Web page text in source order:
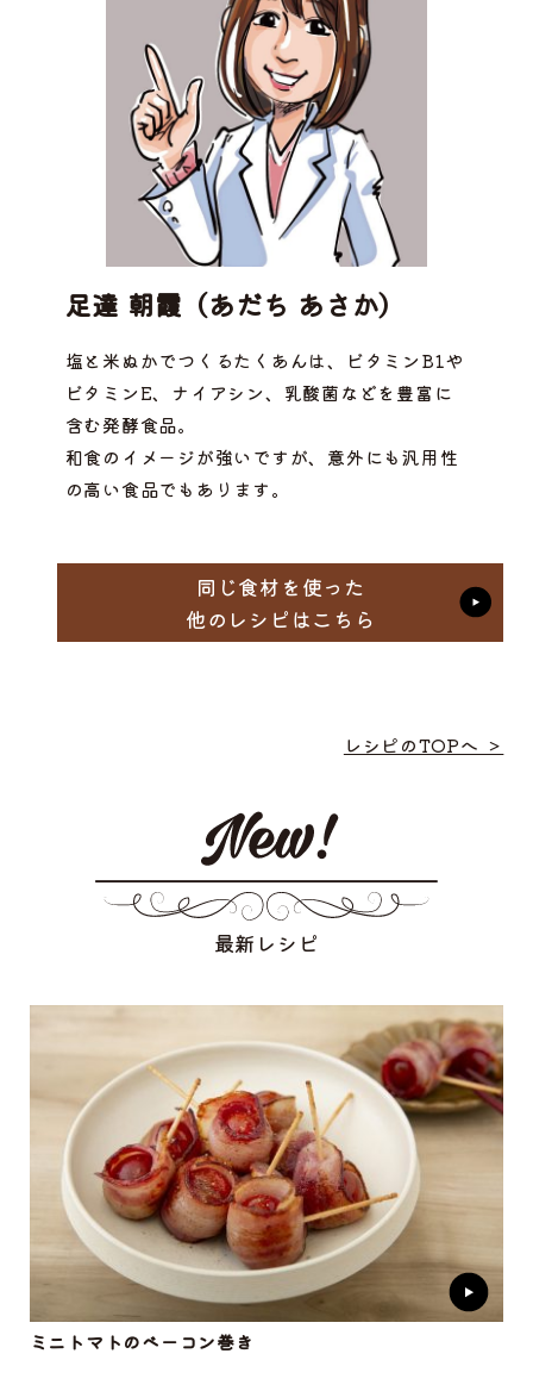
足達 朝霞（あだち あさか）
塩と米ぬかでつくるたくあんは、ビタミンB1や
ビタミンE、ナイアシン、乳酸菌などを豊富に
含む発酵食品。
和食のイメージが強いですが、意外にも汎用性
の高い食品でもあります。
同じ食材を使った
他のレシピはこちら
レシピのTOPへ ＞
最新レシピ
ミニトマトのベーコン巻き